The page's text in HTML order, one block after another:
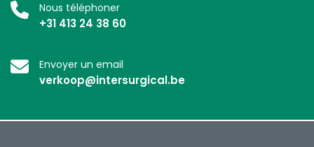
Nous téléphoner
+31 413 24 38 60
Envoyer un email
verkoop@intersurgical.be